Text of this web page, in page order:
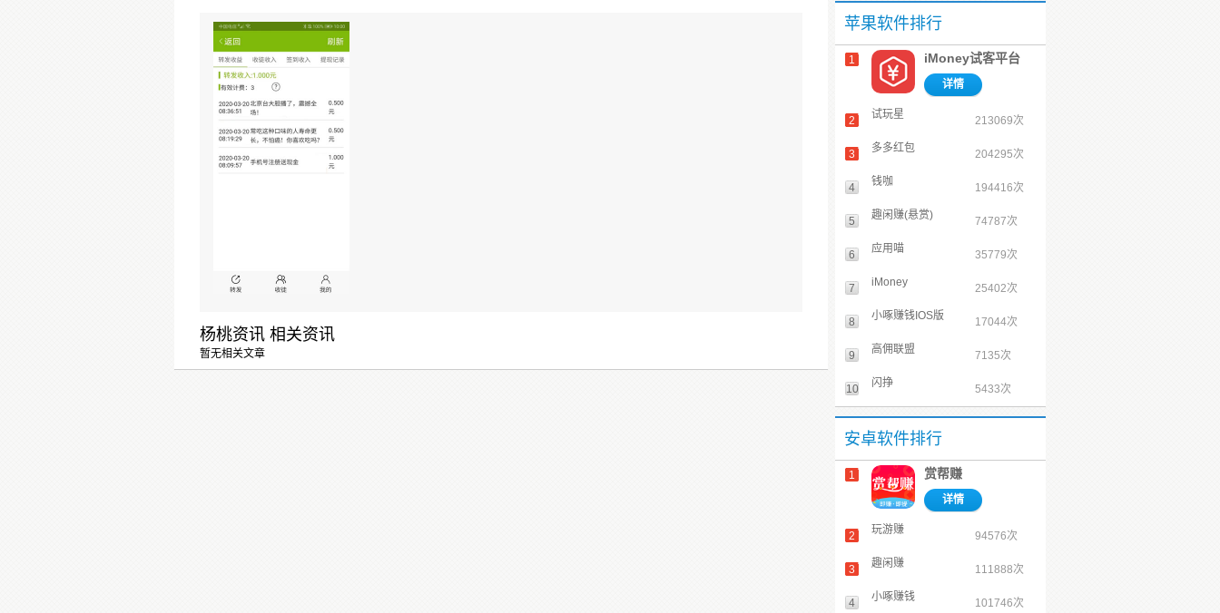
杨桃资讯 相关资讯
暂无相关文章
苹果软件排行
1 iMoney试客平台
详情
2 试玩星 213069次
3 多多红包 204295次
4 钱咖 194416次
5 趣闲赚(悬赏) 74787次
6 应用喵 35779次
7 iMoney 25402次
8 小啄赚钱IOS版 17044次
9 高佣联盟 7135次
10 闪挣 5433次
安卓软件排行
1 赏帮赚
详情
2 玩游赚 94576次
3 趣闲赚 111888次
4 小啄赚钱 101746次